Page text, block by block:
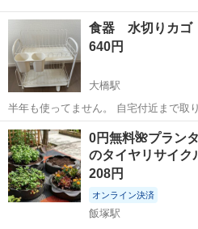
食器 水切りカゴ
640円
大橋駅
半年も使ってません。 自宅付近まで取
福岡 福岡市 大橋駅 家庭用品
0円無料🌺プラン
のタイヤリサイク
208円
オンライン決済
飯塚駅